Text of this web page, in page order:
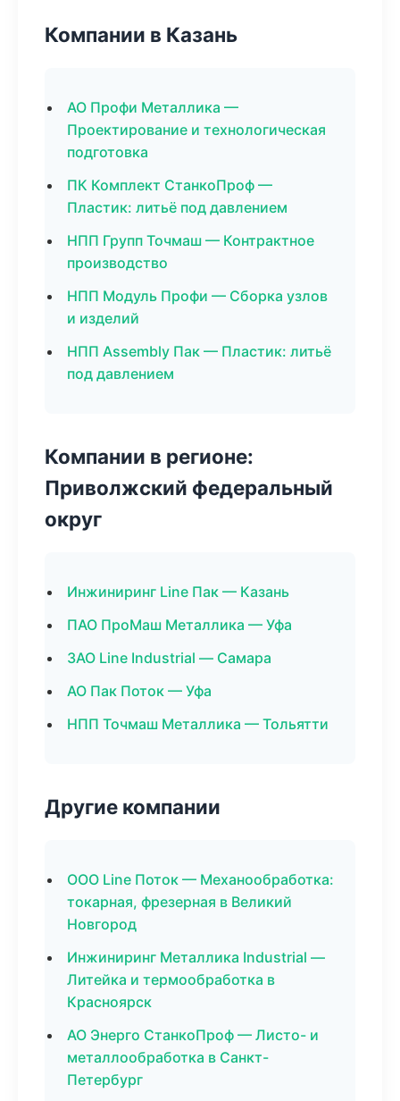
Компании в Казань
АО Профи Металлика —
Проектирование и технологическая
подготовка
ПК Комплект СтанкоПроф —
Пластик: литьё под давлением
НПП Групп Точмаш — Контрактное
производство
НПП Модуль Профи — Сборка узлов
и изделий
НПП Assembly Пак — Пластик: литьё
под давлением
Компании в регионе:
Приволжский федеральный
округ
Инжиниринг Line Пак — Казань
ПАО ПроМаш Металлика — Уфа
ЗАО Line Industrial — Самара
АО Пак Поток — Уфа
НПП Точмаш Металлика — Тольятти
Другие компании
ООО Line Поток — Механообработка:
токарная, фрезерная в Великий
Новгород
Инжиниринг Металлика Industrial —
Литейка и термообработка в
Красноярск
АО Энерго СтанкоПроф — Листо- и
металлообработка в Санкт-
Петербург